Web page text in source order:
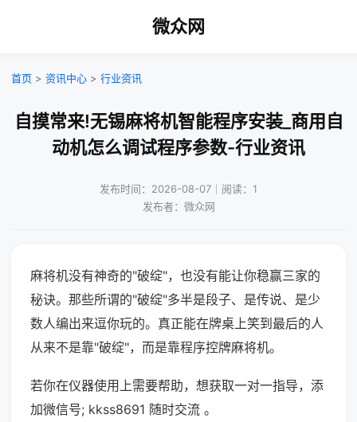
微众网
首页 > 资讯中心 > 行业资讯
自摸常来!无锡麻将机智能程序安装_商用自
动机怎么调试程序参数-行业资讯
发布时间：2026-08-07｜阅读：1
发布者：微众网
麻将机没有神奇的"破绽"，也没有能让你稳赢三家的
秘诀。那些所谓的"破绽"多半是段子、是传说、是少
数人编出来逗你玩的。真正能在牌桌上笑到最后的人
从来不是靠"破绽"，而是靠程序控牌麻将机。
若你在仪器使用上需要帮助，想获取一对一指导，添
加微信号; kkss8691 随时交流 。